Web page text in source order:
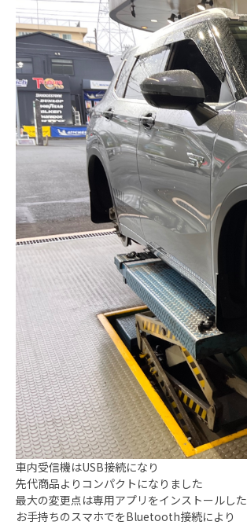
車内受信機はUSB接続になり
先代商品よりコンパクトになりました
最大の変更点は専用アプリをインストールした
お手持ちのスマホでをBluetooth接続により